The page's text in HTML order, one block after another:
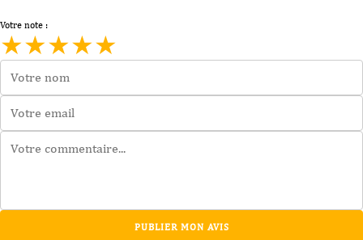
Votre note :
★★★★★
PUBLIER MON AVIS